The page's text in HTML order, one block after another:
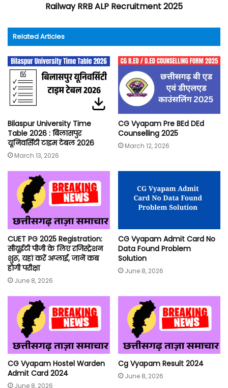
Railway RRB ALP Recruitment 2025
Related Articles
Bilaspur University Time
Table 2026 : बिलासपुर
यूनिवर्सिटी टाइम टेबल 2026
March 13, 2026
CG Vyapam Pre BEd DEd
Counselling 2025
March 12, 2026
CUET PG 2025 Registration:
सीयूईटी पीजी के लिए रजिस्ट्रेशन
शुरू, यहां करें अप्लाई, जानें कब
होगी परीक्षा
June 8, 2026
CG Vyapam Admit Card No
Data Found Problem
Solution
June 8, 2026
CG Vyapam Hostel Warden
Admit Card 2024
June 8, 2026
Cg Vyapam Result 2024
June 8, 2026